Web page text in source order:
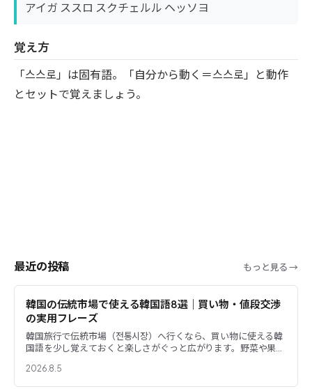
アイガ ススロ スクチェルル ヘッソヨ
覚え方
「스스로」は固有語。「自分から動く＝스스로」と動作
とセットで覚えましょう。
最近の投稿 もっと見る →
韓国の伝統市場で使える韓国語8選｜買い物・値段交渉
の実用フレーズ
韓国旅行で伝統市場（전통시장）へ行くなら、買い物に使える韓
国語を少し覚えておくと楽しさがぐっと広がります。野菜や果物
く下処...
2026.8.5